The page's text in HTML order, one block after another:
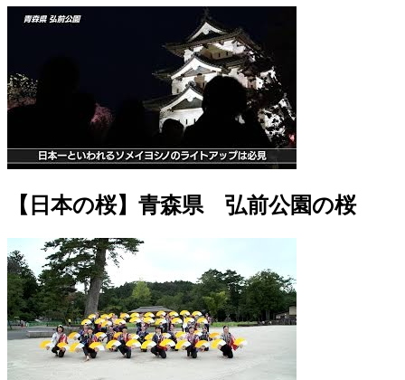
【日本の桜】青森県 弘前公園の桜